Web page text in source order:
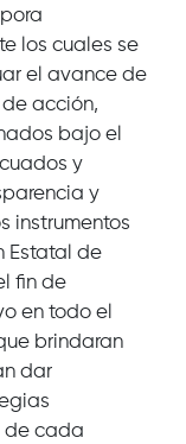
los cuales se
el avance de
acción,
bajo el
y
y
instrumentos
Estatal de
fin de
en todo el
brindaran
dar
de cada